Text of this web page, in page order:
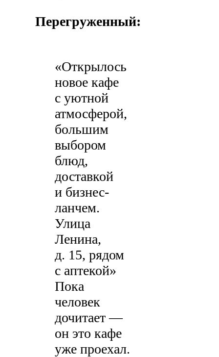
Перегруженный:
«Открылось
новое кафе
с уютной
атмосферой,
большим
выбором
блюд,
доставкой
и бизнес-
ланчем.
Улица
Ленина,
д. 15, рядом
с аптекой»
Пока
человек
дочитает —
он это кафе
уже проехал.